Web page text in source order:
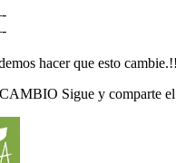
hacer que esto cambie.!!
Sigue y comparte